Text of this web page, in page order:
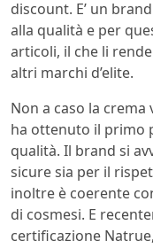
discount. E’ un
alla qualità e per
articoli, il che li
altri marchi d’elite.
Non a caso la crema
ha ottenuto il primo
qualità. Il brand si
sicure sia per il
inoltre è coerente
di cosmesi. E
certificazione